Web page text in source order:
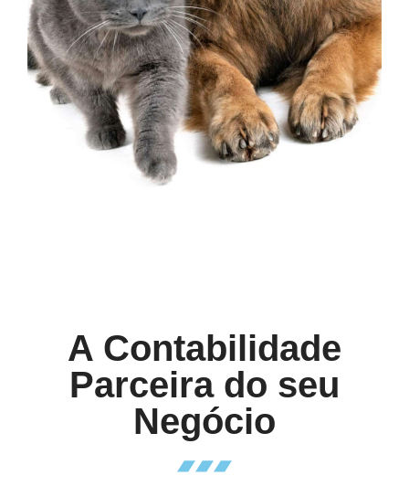
A Contabilidade
Parceira do seu
Negócio